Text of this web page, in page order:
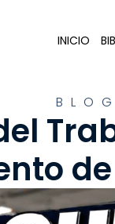
INICIO
BLOG